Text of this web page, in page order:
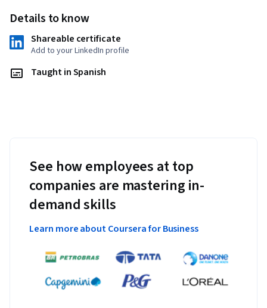
Details to know
Shareable certificate
Add to your LinkedIn profile
Taught in Spanish
See how employees at top
companies are mastering in-
demand skills
Learn more about Coursera for Business